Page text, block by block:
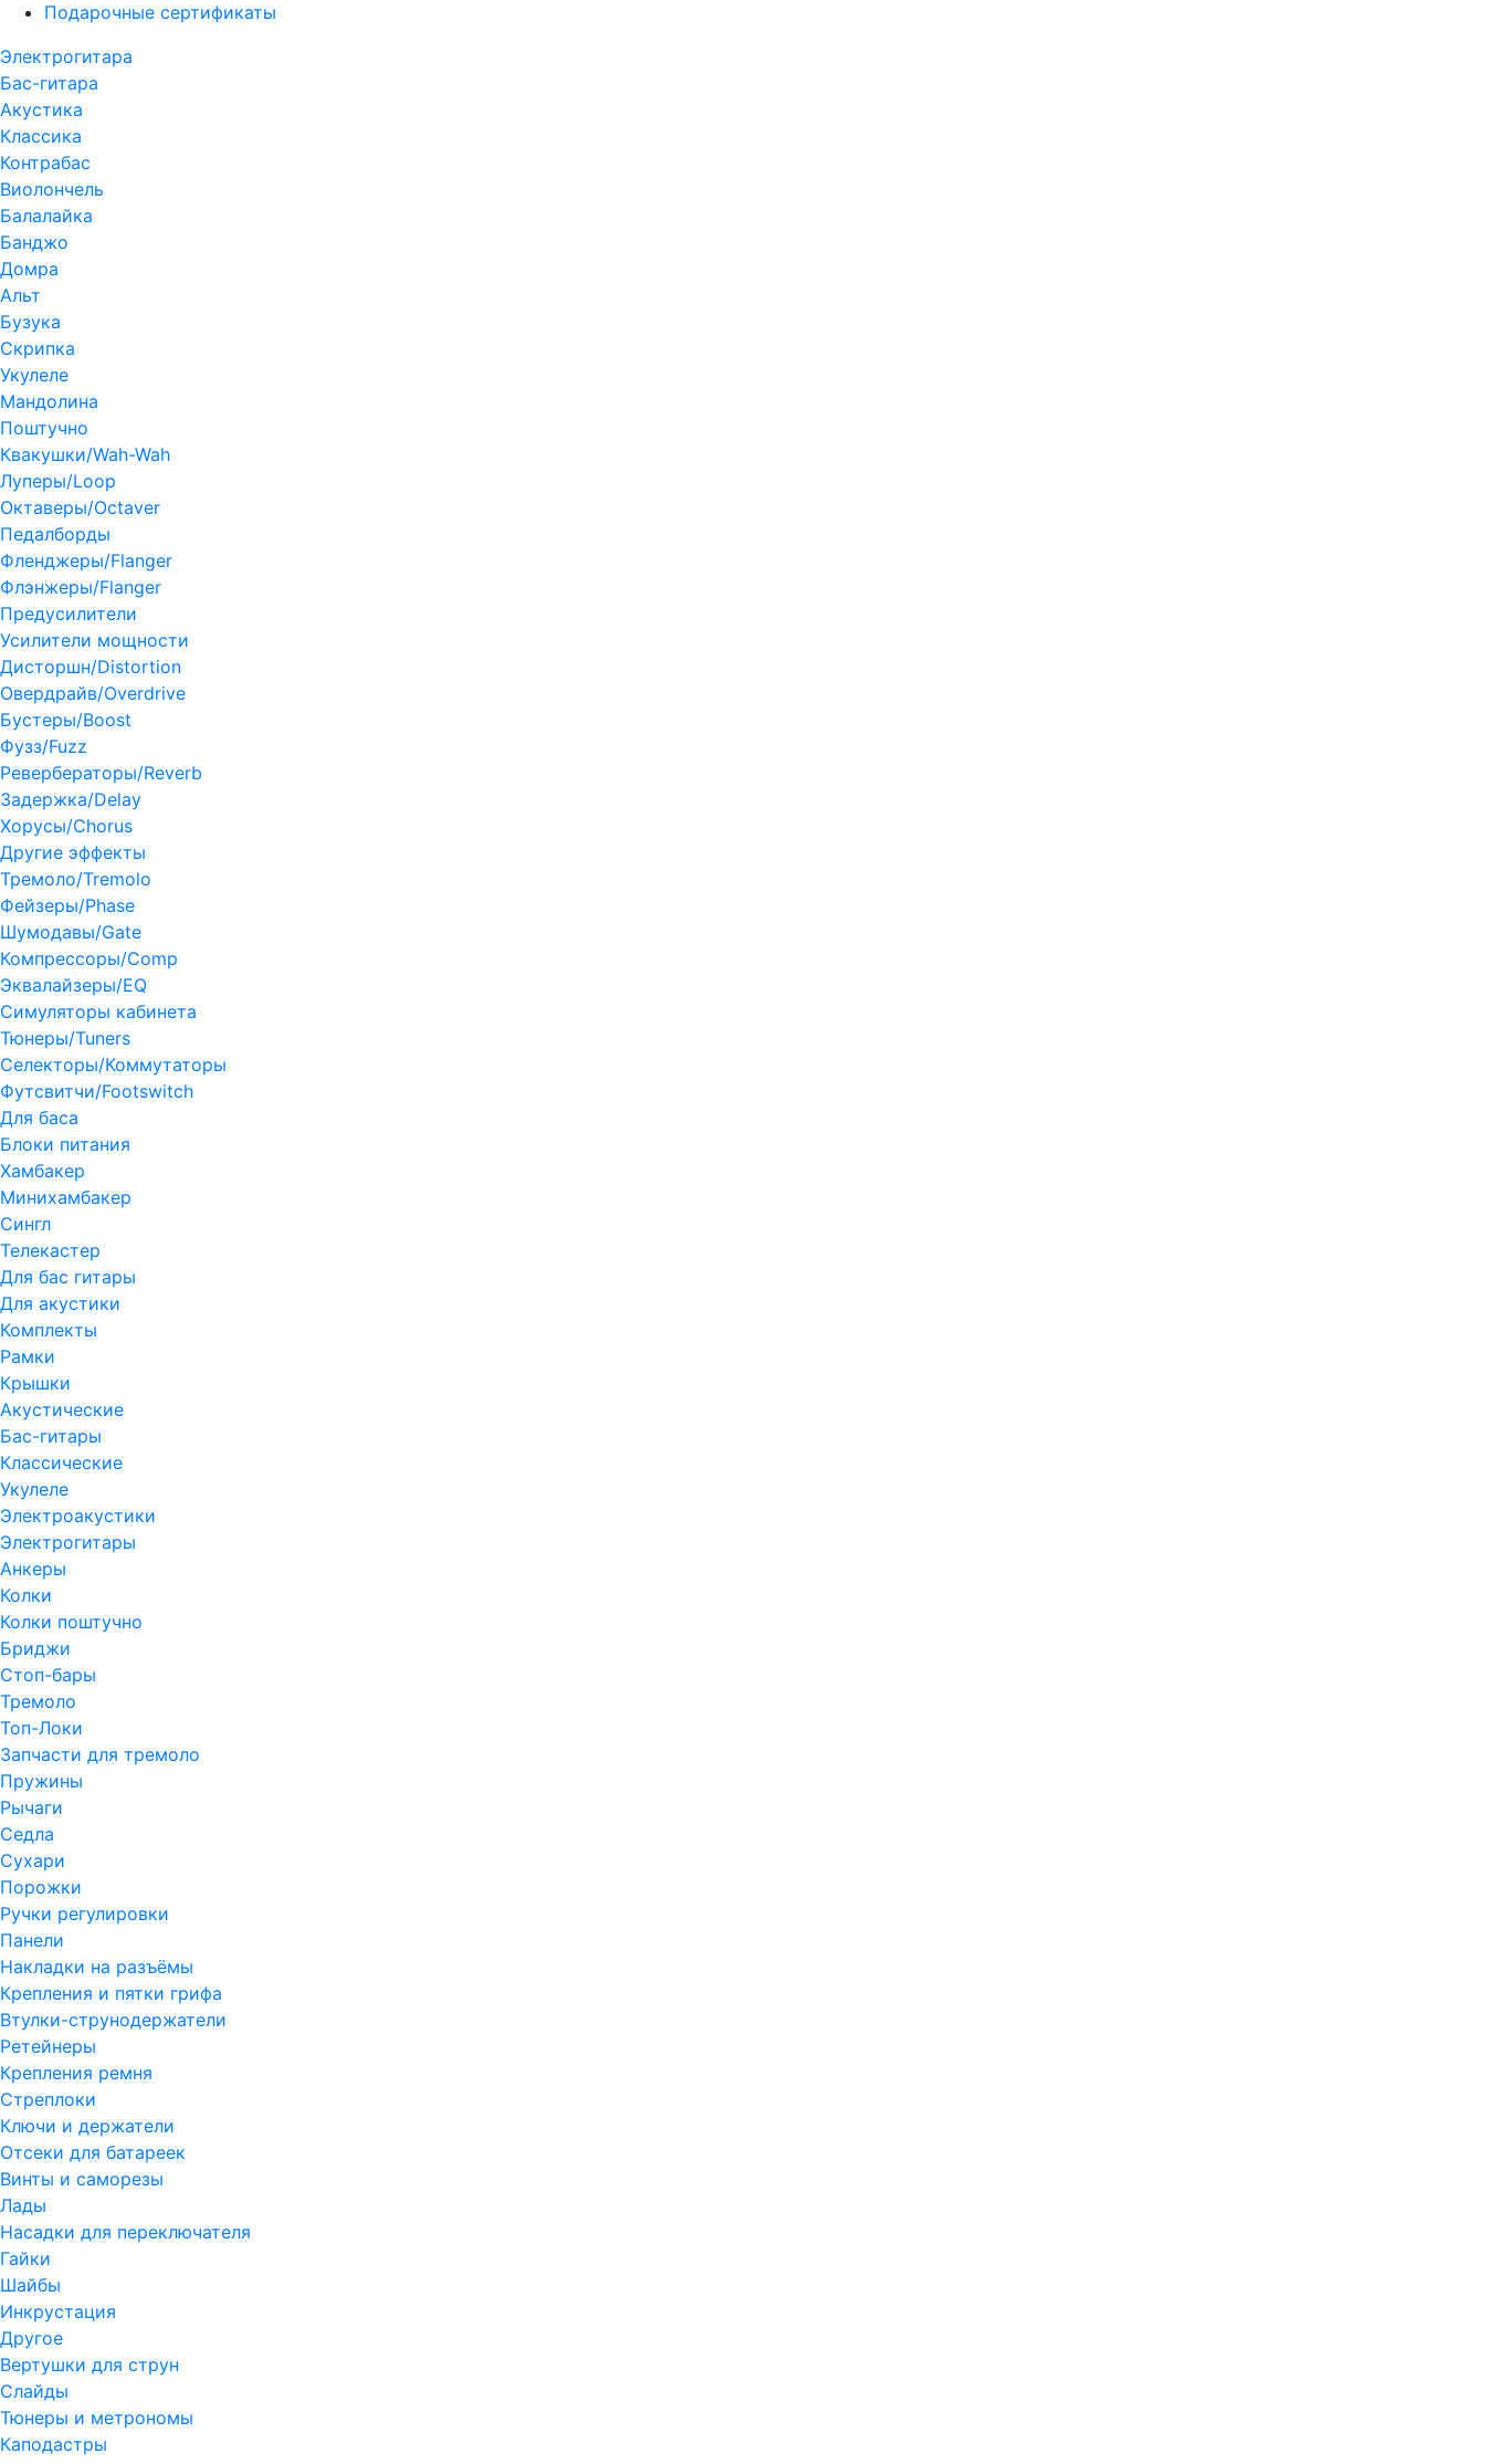
Подарочные сертификаты
Электрогитара
Бас-гитара
Акустика
Классика
Контрабас
Виолончель
Балалайка
Банджо
Домра
Альт
Бузука
Скрипка
Укулеле
Мандолина
Поштучно
Квакушки/Wah-Wah
Луперы/Loop
Октаверы/Octaver
Педалборды
Фленджеры/Flanger
Флэнжеры/Flanger
Предусилители
Усилители мощности
Дисторшн/Distortion
Овердрайв/Overdrive
Бустеры/Boost
Фузз/Fuzz
Ревербераторы/Reverb
Задержка/Delay
Хорусы/Chorus
Другие эффекты
Тремоло/Tremolo
Фейзеры/Phase
Шумодавы/Gate
Компрессоры/Comp
Эквалайзеры/EQ
Симуляторы кабинета
Тюнеры/Tuners
Селекторы/Коммутаторы
Футсвитчи/Footswitch
Для баса
Блоки питания
Хамбакер
Минихамбакер
Сингл
Телекастер
Для бас гитары
Для акустики
Комплекты
Рамки
Крышки
Акустические
Бас-гитары
Классические
Укулеле
Электроакустики
Электрогитары
Анкеры
Колки
Колки поштучно
Бриджи
Стоп-бары
Тремоло
Топ-Локи
Запчасти для тремоло
Пружины
Рычаги
Седла
Сухари
Порожки
Ручки регулировки
Панели
Накладки на разъёмы
Крепления и пятки грифа
Втулки-струнодержатели
Ретейнеры
Крепления ремня
Стреплоки
Ключи и держатели
Отсеки для батареек
Винты и саморезы
Лады
Насадки для переключателя
Гайки
Шайбы
Инкрустация
Другое
Вертушки для струн
Слайды
Тюнеры и метрономы
Каподастры